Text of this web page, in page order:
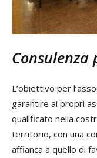
L’obiettivo per
garantire ai propri
qualificato nella
territorio, con una
affianca a quello di